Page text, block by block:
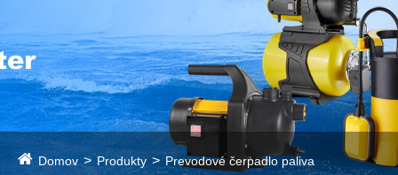
Domov Produkty
Prevodové čerpadlo paliva